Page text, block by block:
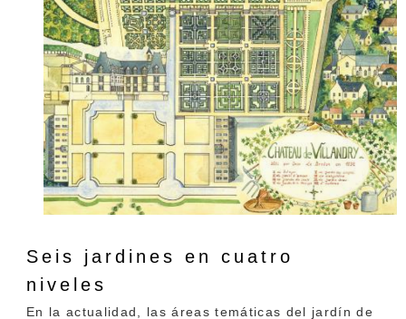
Seis jardines en cuatro
niveles
En la actualidad, las áreas temáticas del jardín de